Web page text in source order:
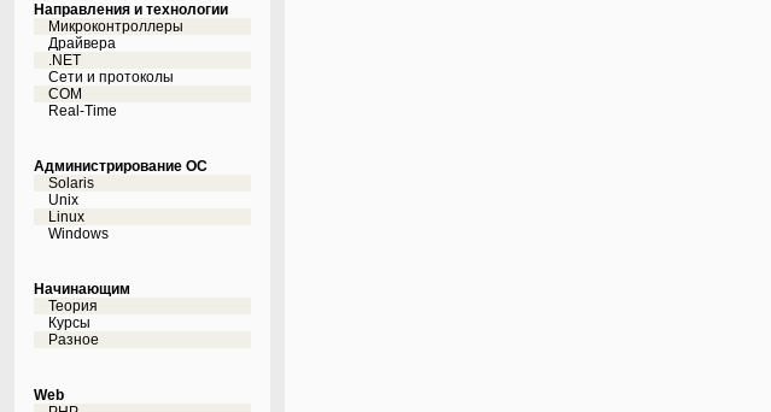
Направления и технологии
Микроконтроллеры
Драйвера
.NET
Сети и протоколы
COM
Real-Time
Администрирование ОС
Solaris
Unix
Linux
Windows
Начинающим
Теория
Курсы
Разное
Web